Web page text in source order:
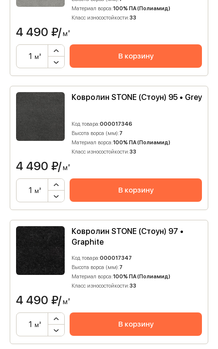
Материал ворса:100% ПА (Полиамид)
Класс износостойкости:33
4 490 ₽/м²
м² В корзину
Ковролин STONE (Стоун) 95 • Grey
Код товара:000017346
Высота ворса (мм):7
Материал ворса:100% ПА (Полиамид)
Класс износостойкости:33
4 490 ₽/м²
м² В корзину
Ковролин STONE (Стоун) 97 •
Graphite
Код товара:000017347
Высота ворса (мм):7
Материал ворса:100% ПА (Полиамид)
Класс износостойкости:33
4 490 ₽/м²
м² В корзину